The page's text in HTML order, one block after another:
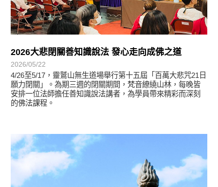
2026大悲閉關善知識說法 發心走向成佛之道
2026/05/22
4/26至5/17，靈鷲山無生道場舉行第十五屆「百萬大悲咒21日
願力閉關」。為期三週的閉關期間，梵音繚繞山林，每晚皆
安排一位法師擔任善知識說法講者，為學員帶來精彩而深刻
的佛法課程。